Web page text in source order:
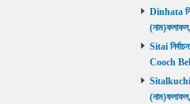
Dinhata
Sitai
Cooch
Sitalkuchi